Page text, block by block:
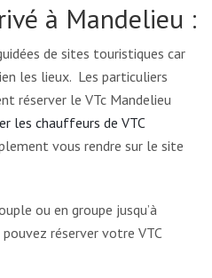
à Mandelieu :
de sites touristiques car
les lieux. Les particuliers
réserver le VTc Mandelieu
les chauffeurs de VTC
vous rendre sur le site
ou en groupe jusqu’à
réserver votre VTC